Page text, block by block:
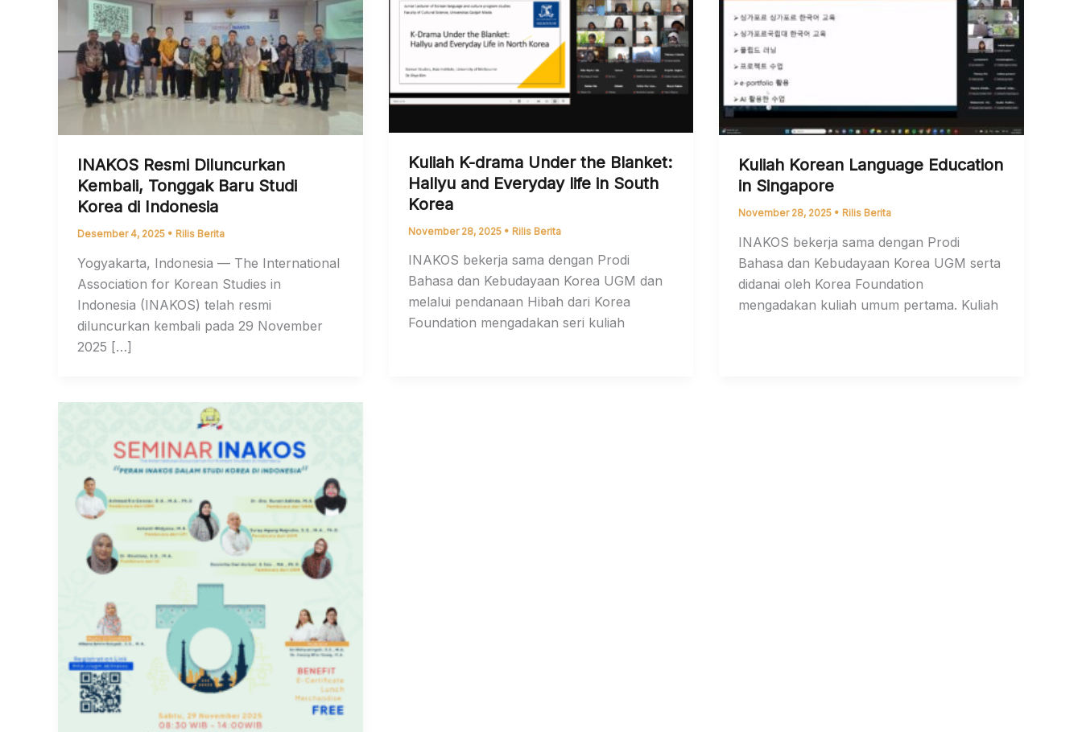
INAKOS Resmi Diluncurkan
Kembali, Tonggak Baru Studi
Korea di Indonesia
Desember 4, 2025 • Rilis Berita
Yogyakarta, Indonesia — The International
Association for Korean Studies in
Indonesia (INAKOS) telah resmi
diluncurkan kembali pada 29 November
2025 […]
Kuliah K-drama Under the Blanket:
Hallyu and Everyday life in South
Korea
November 28, 2025 • Rilis Berita
INAKOS bekerja sama dengan Prodi
Bahasa dan Kebudayaan Korea UGM dan
melalui pendanaan Hibah dari Korea
Foundation mengadakan seri kuliah
Kuliah Korean Language Education
in Singapore
November 28, 2025 • Rilis Berita
INAKOS bekerja sama dengan Prodi
Bahasa dan Kebudayaan Korea UGM serta
didanai oleh Korea Foundation
mengadakan kuliah umum pertama. Kuliah